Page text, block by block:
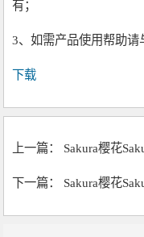
有；
3、如需产品使用帮助请
下载
上一篇： Sakura樱花
下一篇： Sakura樱花